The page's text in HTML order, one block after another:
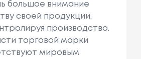
большое внимание
своей продукции,
производство.
торговой марки
мировым